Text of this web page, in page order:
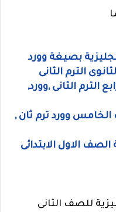
بصيغة وورد
الترم الثانى
الترم الثانى ,وورد,
الخامس وورد ترم ثان ,
الاول الابتدائى
للصف الثانى